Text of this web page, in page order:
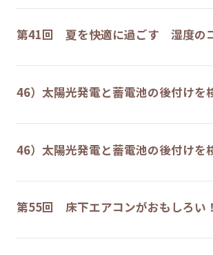
第41回 夏を快適に過ごす 湿度の
46）太陽光発電と蓄電池の後付けを
46）太陽光発電と蓄電池の後付けを
第55回 床下エアコンがおもしろい